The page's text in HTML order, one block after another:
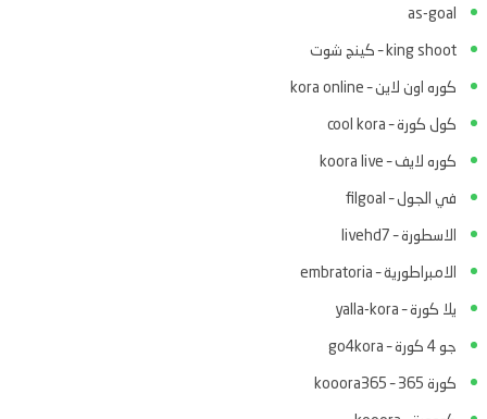
as-goal
king shoot – كينج شوت
كوره اون لاين – kora online
كول كورة – cool kora
كوره لايف – koora live
في الجول – filgoal
الاسطورة – livehd7
الامبراطورية – embratoria
يلا كورة – yalla-kora
جو 4 كورة – go4kora
كورة 365 – kooora365